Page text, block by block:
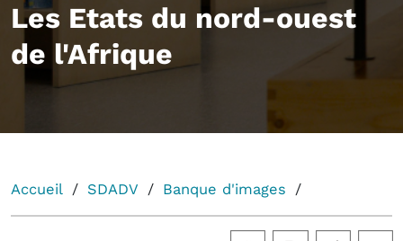
Les Etats du nord-ouest
de l'Afrique
Accueil SDADV Banque d'images